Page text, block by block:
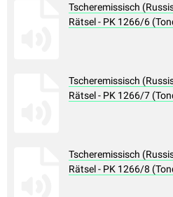
Tscheremissisch
Rätsel - PK 1266/6
Tscheremissisch
Rätsel - PK 1266/7
Tscheremissisch
Rätsel - PK 1266/8